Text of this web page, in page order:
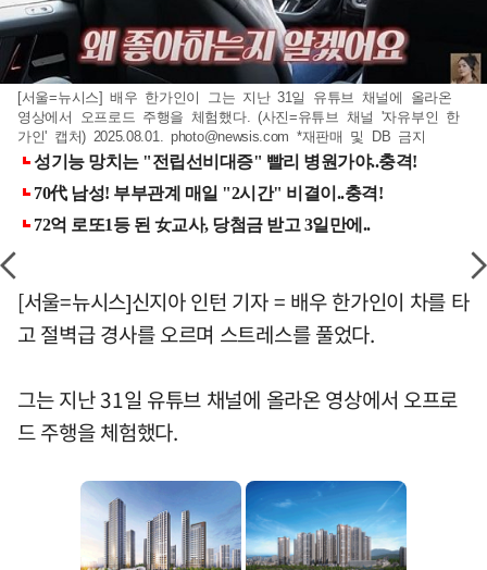
[서울=뉴시스] 배우 한가인이 그는 지난 31일 유튜브 채널에 올라온
영상에서 오프로드 주행을 체험했다. (사진=유튜브 채널 '자유부인 한
가인' 캡처) 2025.08.01. photo@newsis.com *재판매 및 DB 금지
[서울=뉴시스]신지아 인턴 기자 = 배우 한가인이 차를 타
고 절벽급 경사를 오르며 스트레스를 풀었다.
그는 지난 31일 유튜브 채널에 올라온 영상에서 오프로
드 주행을 체험했다.